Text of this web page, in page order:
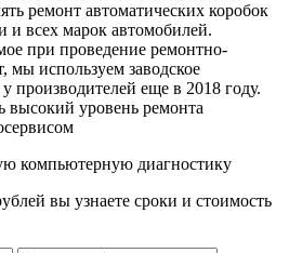
ремонт автоматических коробок
и всех марок автомобилей.
при проведение ремонтно-
мы используем заводское
производителей еще в 2018 году.
уровень ремонта
компьютерную диагностику
вы узнаете сроки и стоимость